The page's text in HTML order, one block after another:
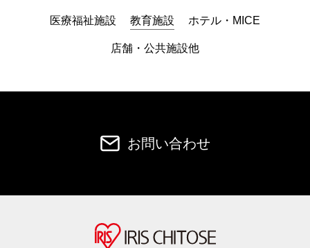
医療福祉施設 教育施設 ホテル・MICE
店舗・公共施設他
お問い合わせ